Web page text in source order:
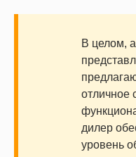
В целом,
отличное
дилер
уровень